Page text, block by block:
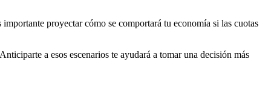
proyectar cómo se comportará tu economía si las cuotas
a esos escenarios te ayudará a tomar una decisión más